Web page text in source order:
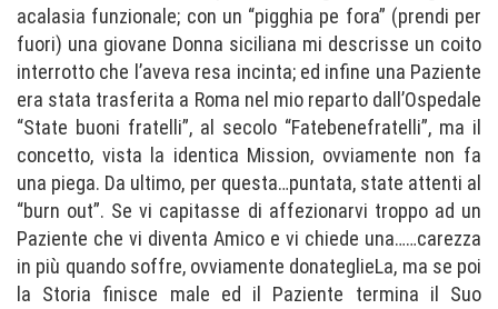
acalasia funzionale; con un “pigghia pe fora” (prendi per
fuori) una giovane Donna siciliana mi descrisse un coito
interrotto che l’aveva resa incinta; ed infine una Paziente
era stata trasferita a Roma nel mio reparto dall’Ospedale
“State buoni fratelli”, al secolo “Fatebenefratelli”, ma il
concetto, vista la identica Mission, ovviamente non fa
una piega. Da ultimo, per questa…puntata, state attenti al
“burn out”. Se vi capitasse di affezionarvi troppo ad un
Paziente che vi diventa Amico e vi chiede una……carezza
in più quando soffre, ovviamente donateglieLa, ma se poi
la Storia finisce male ed il Paziente termina il Suo